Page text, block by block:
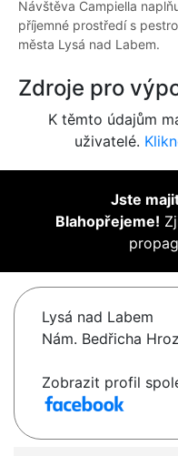
Návštěva Campiella
příjemné prostředí s
města Lysá nad Labem.
Zdroje pro
K těmto údajům
uživatelé.
Jste
Blahopřejeme!
Lysá nad Labem
Nám. Bedřicha
Zobrazit profil